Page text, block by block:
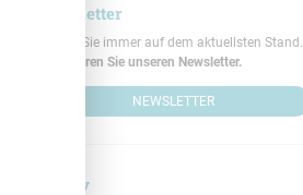
Newsletter
Bleiben Sie immer auf dem aktuellsten Stand.
Abonnieren Sie unseren Newsletter.
NEWSLETTER
Archiv